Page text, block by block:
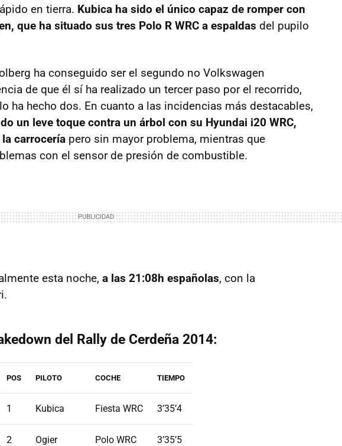
en tierra. Kubica ha sido el único capaz de romper con
que ha situado sus tres Polo R WRC a espaldas del pupilo
ha conseguido ser el segundo no Volkswagen
de que él sí ha realizado un tercer paso por el recorrido,
ha hecho dos. En cuanto a las incidencias más destacables,
un leve toque contra un árbol con su Hyundai i20 WRC,
carrocería pero sin mayor problema, mientras que
con el sensor de presión de combustible.
esta noche, a las 21:08h españolas, con la
del Rally de Cerdeña 2014:
POS PILOTO COCHE TIEMPO
1 Kubica Fiesta WRC 3’35’4
2 Ogier Polo WRC 3’35’5